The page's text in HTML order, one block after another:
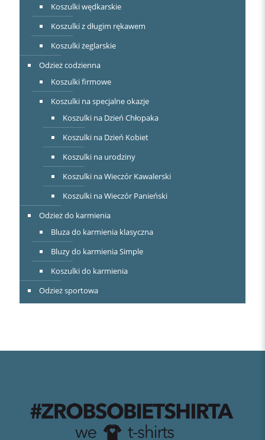
Koszulki wędkarskie
Koszulki z długim rękawem
Koszulki żeglarskie
Odzież codzienna
Koszulki firmowe
Koszulki na specjalne okazje
Koszulki na Dzień Chłopaka
Koszulki na Dzień Kobiet
Koszulki na urodziny
Koszulki na Wieczór Kawalerski
Koszulki na Wieczór Panieński
Odzież do karmienia
Bluza do karmienia klasyczna
Bluzy do karmienia Simple
Koszulki do karmienia
Odzież sportowa